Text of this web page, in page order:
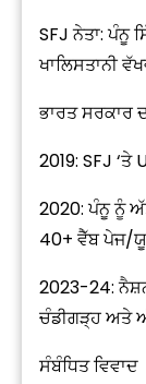
SFJ ਨੇਤਾ: ਪੰਨੂ
ਖਾਲਿਸਤਾਨੀ
ਭਾਰਤ ਸਰਕਾਰ
2019: SFJ
2020: ਪੰਨੂ ਨੂੰ
40+ ਵੈੱਬ ਪੇਜ/
2023-24:
ਚੰਡੀਗੜ੍ਹ ਅਤੇ
ਸੰਬੰਧਿਤ ਵਿਵਾਦ